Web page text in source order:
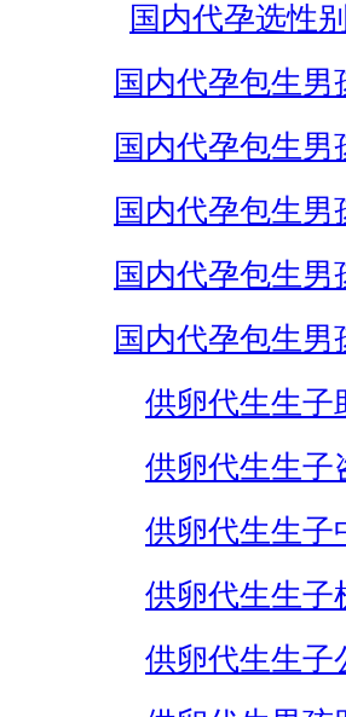
国内代孕选性
国内代孕包生男
国内代孕包生男
国内代孕包生男
国内代孕包生男
国内代孕包生男
供卵代生生子
供卵代生生子
供卵代生生子
供卵代生生子
供卵代生生子